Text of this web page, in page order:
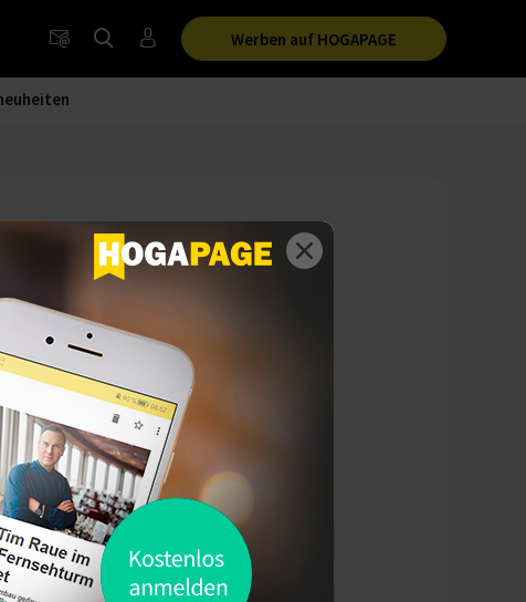
Werben auf HOGAPAGE
Deutschen
für